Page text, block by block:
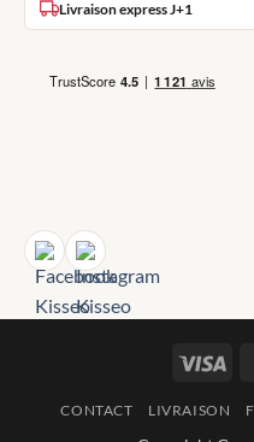
Livraison express J+1
CONTACT LIVRAISON